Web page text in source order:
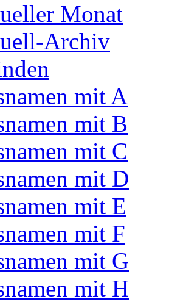
Monat
Archiv
mit A
mit B
mit C
mit D
mit E
mit F
mit G
mit H